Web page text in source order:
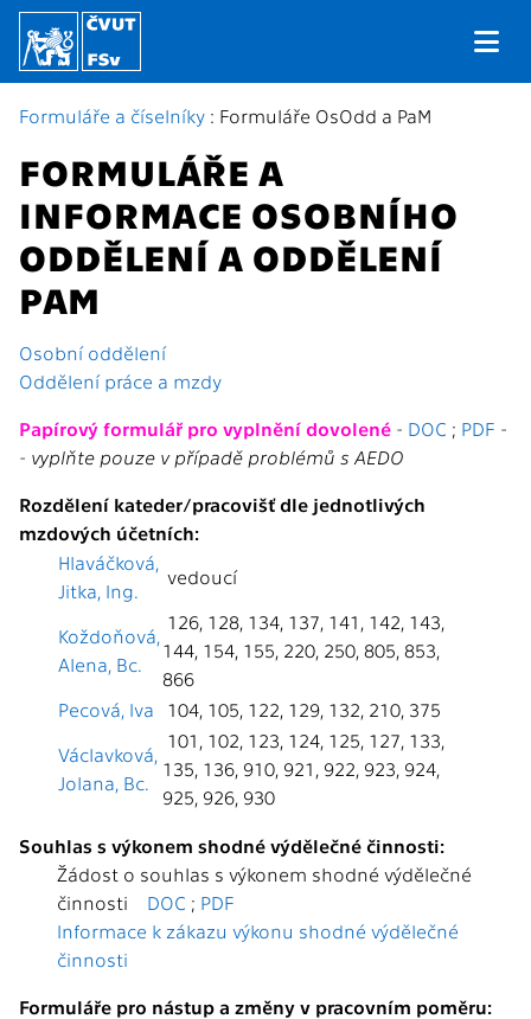
Formuláře a číselníky : Formuláře OsOdd a PaM
FORMULÁŘE A
INFORMACE OSOBNÍHO
ODDĚLENÍ A ODDĚLENÍ
PAM
Osobní oddělení
Oddělení práce a mzdy
Papírový formulář pro vyplnění dovolené - DOC ; PDF -
- vyplňte pouze v případě problémů s AEDO
Rozdělení kateder/pracovišť dle jednotlivých
mzdových účetních:
Hlaváčková,
Jitka, Ing.
vedoucí
Koždoňová,
Alena, Bc.
126, 128, 134, 137, 141, 142, 143,
144, 154, 155, 220, 250, 805, 853,
866
Pecová, Iva
104, 105, 122, 129, 132, 210, 375
Václavková,
Jolana, Bc.
101, 102, 123, 124, 125, 127, 133,
135, 136, 910, 921, 922, 923, 924,
925, 926, 930
Souhlas s výkonem shodné výdělečné činnosti:
Žádost o souhlas s výkonem shodné výdělečné
činnosti DOC ; PDF
Informace k zákazu výkonu shodné výdělečné
činnosti
Formuláře pro nástup a změny v pracovním poměru: